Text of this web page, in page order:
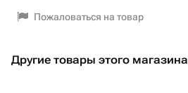
Пожаловаться на товар
Другие товары этого магазина